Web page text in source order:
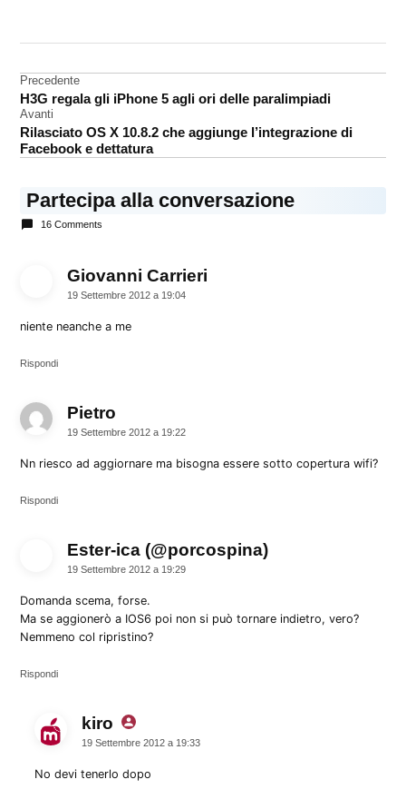
Navigazione
articoli
Precedente
H3G regala gli iPhone 5 agli ori delle paralimpiadi
Avanti
Rilasciato OS X 10.8.2 che aggiunge l’integrazione di
Facebook e dettatura
Partecipa alla conversazione
16 Comments
Giovanni Carrieri
19 Settembre 2012 a 19:04
niente neanche a me
Rispondi
Pietro
19 Settembre 2012 a 19:22
Nn riesco ad aggiornare ma bisogna essere sotto copertura wifi?
Rispondi
Ester-ica (@porcospina)dice:
19 Settembre 2012 a 19:29
Domanda scema, forse.
Ma se aggionerò a IOS6 poi non si può tornare indietro, vero?
Nemmeno col ripristino?
Rispondi
kiro dice:
19 Settembre 2012 a 19:33
No devi tenerlo dopo